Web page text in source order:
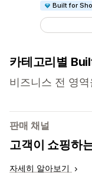
Built for
카테고리별
비즈니스 전 영
판매 채널
고객이 쇼핑하
자세히 알아보기